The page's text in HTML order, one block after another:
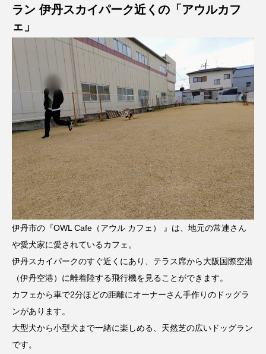
ラン 伊丹スカイパーク近くの「アウルカフ
ェ」
伊丹市の『OWL Cafe（アウル カフェ） 』は、地元の常連さん
や愛犬家に愛されているカフェ。
伊丹スカイパークのすぐ近くにあり、テラス席から大阪国際空港
（伊丹空港）に離着陸する飛行機を見ることができます。
カフェから車で2分ほどの距離にオーナーさん手作りのドッグラ
ンがあります。
大型犬から小型犬まで一緒に楽しめる、天然芝の広いドッグラン
です。